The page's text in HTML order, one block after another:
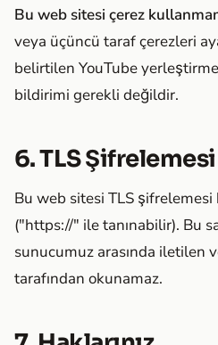
Bu web sitesi çerez
veya üçüncü taraf çerezleri
belirtilen YouTube
bildirimi gerekli değildir.
6. TLS Şifrelemesi
Bu web sitesi TLS
("https://" ile tanınabilir). Bu
sunucumuz arasında iletilen
tarafından okunamaz.